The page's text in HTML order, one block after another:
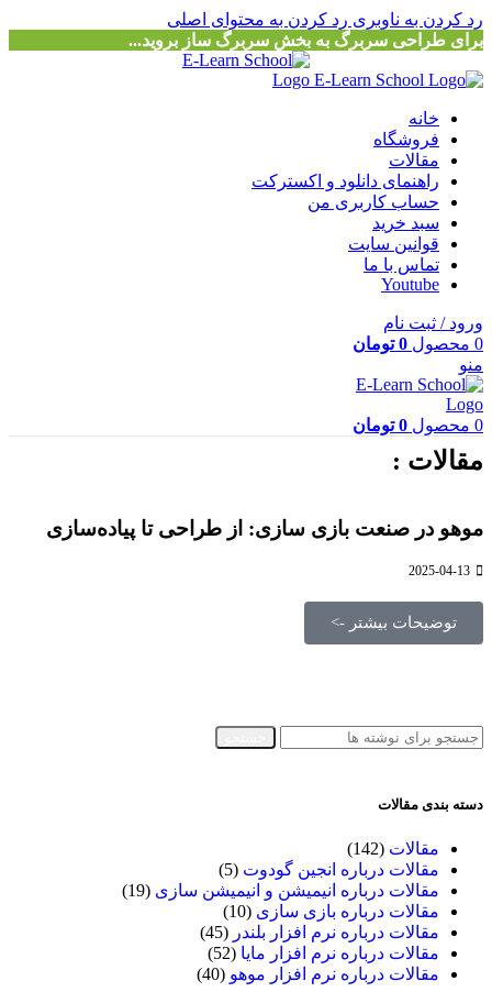
رد کردن به ناوبری رد کردن به محتوای اصلی
برای طراحی سربرگ به بخش سربرگ ساز بروید...
خانه
فروشگاه
مقالات
راهنمای دانلود و اکسترکت
حساب کاربری من
سبد خرید
قوانین سایت
تماس با ما
Youtube
ورود / ثبت نام
0 محصول 0 تومان
منو
0 محصول 0 تومان
مقالات :
موهو در صنعت بازی سازی: از طراحی تا پیاده‌سازی
توضیحات بیشتر ->
دسته بندی مقالات
مقالات (142)
مقالات درباره انجین گودوت (5)
مقالات درباره انیمیشن و انیمیشن سازی (19)
مقالات درباره بازی سازی (10)
مقالات درباره نرم افزار بلندر (45)
مقالات درباره نرم افزار مایا (52)
مقالات درباره نرم افزار موهو (40)